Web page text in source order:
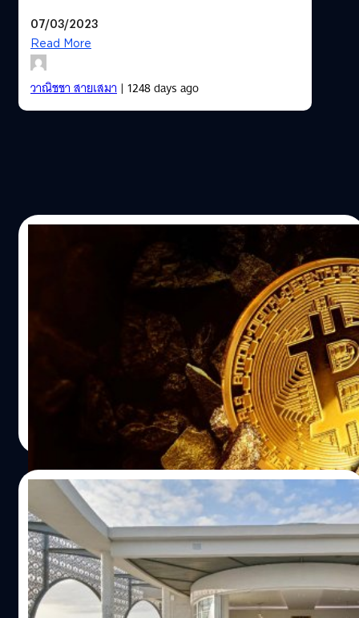
07/03/2023
Read More
วาณิชชา สายเสมา| 1248 days ago
เริ่มฟื้นแล้ว! บิตคอยน์กลับมาราคาเท่าก่อน
FTX ล่มสลาย หลังจมอยู่กับขาลงหลายเดือน
บิตคอยน์กลับมามีมูลค่าสูงขึ้นและรักษามูลค่าอยู่ที่สูงกว่า
21,000 เหรียญ (ราว 690,000 บาท) ได้ในช่วงหลายวันที่ผ่าน
มา ซึ่งนับเป็นการฟื้นตัวจากการล่มสลายของ FTX อดีต
แพลตฟอร์มคริปโทฯ อันดับต้นของโลก ที่ส่งผลกระทบให้บิต
คอยน์ราคาลดลงไปหลายเดือน
ศิวกร ปล้องใหม | 1296 days ago
10/01/2023
เราเที่ยวด้วยกัน! ผลตรวจสอบงบ ‘FTX’ พบว่า
กว่า 1,200 ล้านบาทถูกใช้ไปกับค่าโรงแรมตั๋ว
เครื่องบินและอาหารหรู
จากเอกสารยื่นล้มละลายที่ตรวจสอบโดย Business Insider
พบว่าบริษัทในบาฮามาสของ FTX ใช้เงินจำนวนมหาศาลไปกับ